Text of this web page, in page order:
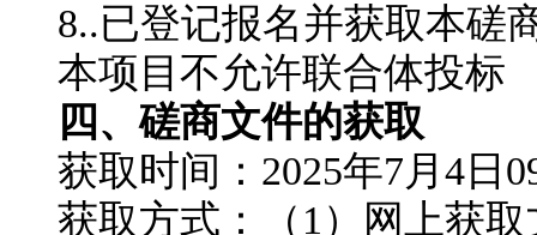
8..已登记报名并获取本磋
本项目 不允许联合体投标
四、磋商文件的获取
获取时间： 2025年7月 4日
获取方式：
（ 1 ）
网上获